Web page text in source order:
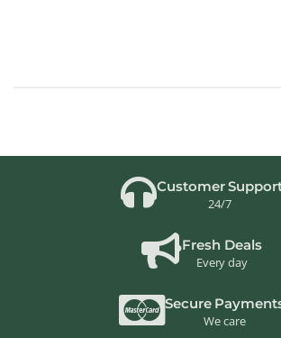
Customer
24/7
Fresh Deals
Every day
Secure
We care